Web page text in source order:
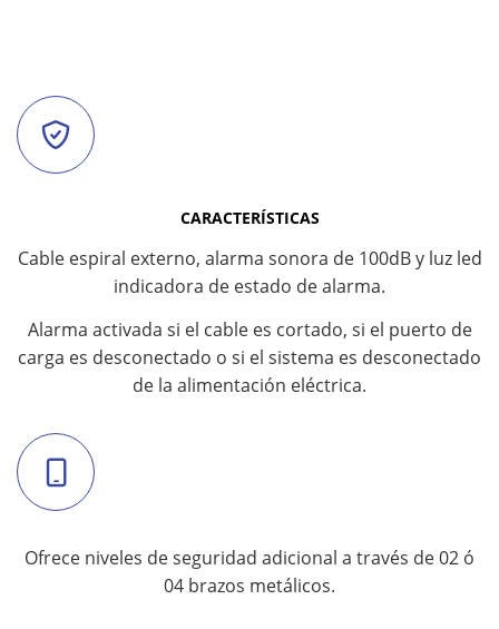
CARACTERÍSTICAS
Cable espiral externo, alarma sonora de 100dB y luz led
indicadora de estado de alarma.
Alarma activada si el cable es cortado, si el puerto de
carga es desconectado o si el sistema es desconectado
de la alimentación eléctrica.
Ofrece niveles de seguridad adicional a través de 02 ó
04 brazos metálicos.